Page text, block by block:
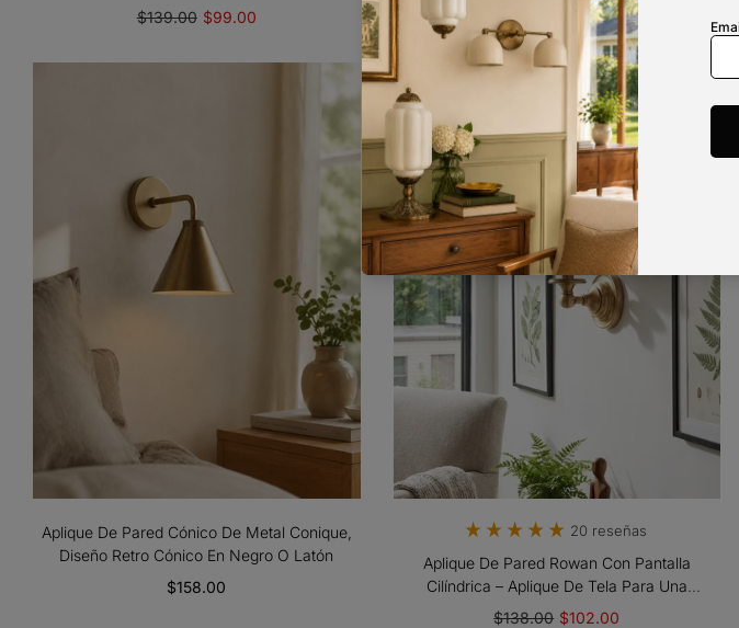
Clásico
$139.00 $99.00
Para Dormitorio
$145.00 $99.00
Aplique De Pared Cónico De Metal Conique,
Diseño Retro Cónico En Negro O Latón
$158.00
20 reseñas
Aplique De Pared Rowan Con Pantalla
Cilíndrica – Aplique De Tela Para Una
Iluminación Acogedora De Estilo Rústico
$138.00 $102.00